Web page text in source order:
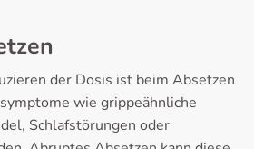
der Dosis ist beim Absetzen
wie grippeähnliche
Schlafstörungen oder